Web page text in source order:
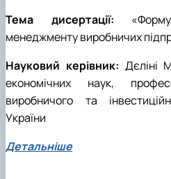
Тема дисертації:
менеджменту виробничих
Науковий керівник: Дєліні
економічних наук,
виробничого та
України
Детальніше